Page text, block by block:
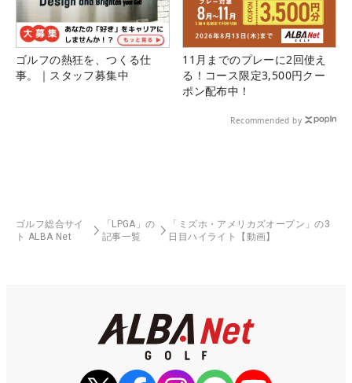
ゴルフの熱狂を、つくる仕
事。｜スタッフ募集中
11月までのプレーに2回使え
る！コース限定3,500円クー
ポン配布中！
Recommended by
ゴルフ総合サイ
ト ALBA Net
「LPGA」の
記事一覧
「ミズホ・アメリカズオープン」の3
日目ハイライト【動画】